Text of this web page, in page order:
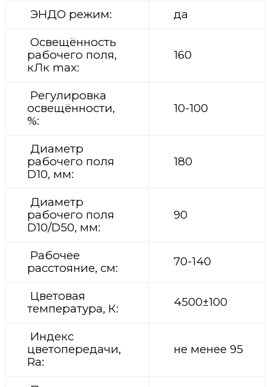
ЭНДО режим:
да
Освещённость
рабочего поля,
кЛк max:
160
Регулировка
освещённости,
%:
10-100
Диаметр
рабочего поля
D10, мм:
180
Диаметр
рабочего поля
D10/D50, мм:
90
Рабочее
расстояние, см:
70-140
Цветовая
температура, К:
4500±100
Индекс
цветопередачи,
Ra:
не менее 95